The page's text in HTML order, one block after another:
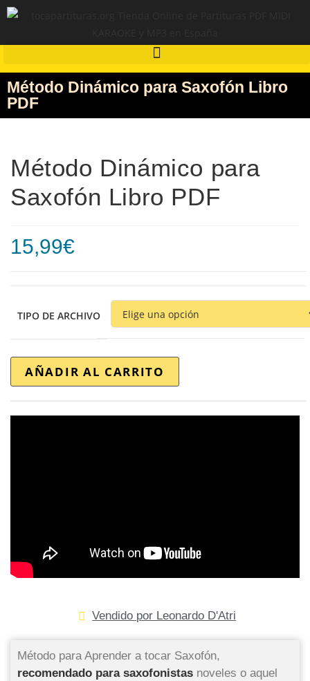
Método Dinámico para Saxofón Libro
PDF
Método Dinámico para
Saxofón Libro PDF
15,99€
TIPO DE ARCHIVO
AÑADIR AL CARRITO
Vendido por Leonardo D'Atri
Método para Aprender a tocar Saxofón,
recomendado para saxofonistas noveles o aquel